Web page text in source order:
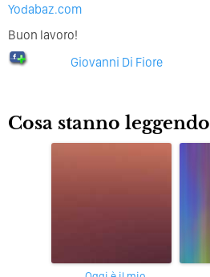
Yodabaz.com
Buon lavoro!
Giovanni Di Fiore
Cosa stanno